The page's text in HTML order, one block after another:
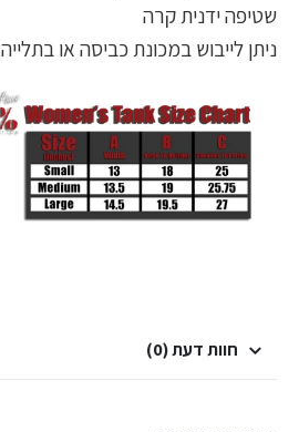
שטיפה ידנית קרה
ניתן לייבוש במכונת כביסה או בתלייה
חוות דעת (0)